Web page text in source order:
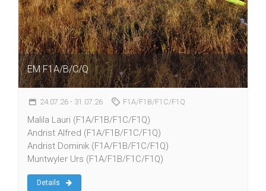
EM F1A/B/C/Q
24.07.26 - 31.07.26 F1A/F1B/F1C/F1Q
Malila Lauri (F1A/F1B/F1C/F1Q)
Andrist Alfred (F1A/F1B/F1C/F1Q)
Andrist Dominik (F1A/F1B/F1C/F1Q)
Muntwyler Urs (F1A/F1B/F1C/F1Q)
Details